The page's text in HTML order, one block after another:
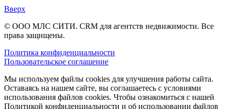
• Шоу-рума или пункта выдачи заказов (ПВЗ).
• Спортивного зала или студии (благодаря площади и
подвалу).
Для точек питания, парикмахерских и подобного Не
подходит.
Арендная плата-30 000 плюс свет.
По всем вопросам-звоните!
Вверх
© ООО МЛС СИТИ. CRM для агентств недвижимости. Все
права защищены.
Политика конфиденциальности
Пользовательское соглашение
Мы используем файлы cookies для улучшения работы сайта.
Оставаясь на нашем сайте, вы соглашаетесь с условиями
использования файлов cookies. Чтобы ознакомиться с нашей
Политикой конфиденциальности и об использовании файлов